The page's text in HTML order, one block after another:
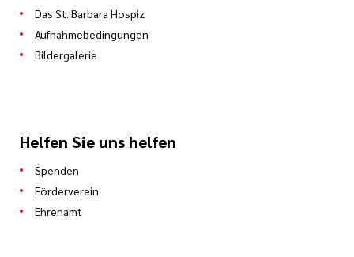
Das St. Barbara Hospiz
Aufnahmebedingungen
Bildergalerie
Helfen Sie uns helfen
Spenden
Förderverein
Ehrenamt